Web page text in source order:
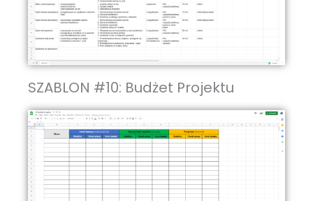
SZABLON #10: Budżet Projektu